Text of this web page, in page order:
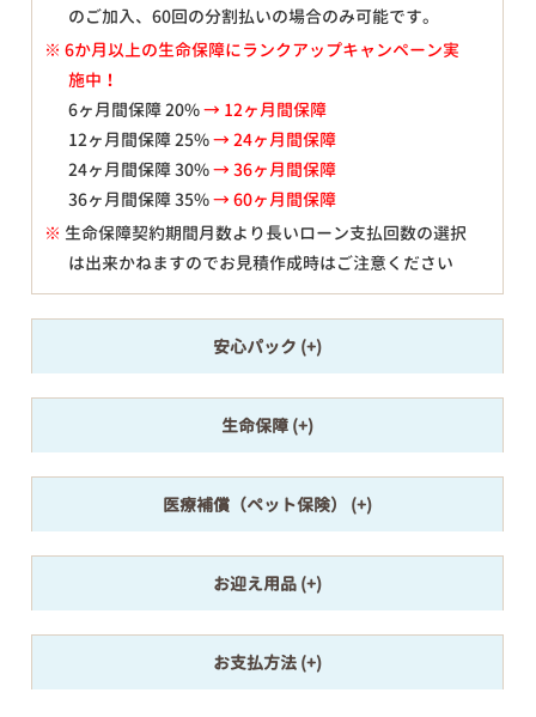
のご加入、60回の分割払いの場合のみ可能です。
※ 6か月以上の生命保障にランクアップキャンペーン実
施中！
6ヶ月間保障 20%→ 12ヶ月間保障
12ヶ月間保障 25%→ 24ヶ月間保障
24ヶ月間保障 30%→ 36ヶ月間保障
36ヶ月間保障 35%→ 60ヶ月間保障
※ 生命保障契約期間月数より長いローン支払回数の選択
は出来かねますのでお見積作成時はご注意ください
安心パック
生命保障
医療補償（ペット保険）
お迎え用品
お支払方法